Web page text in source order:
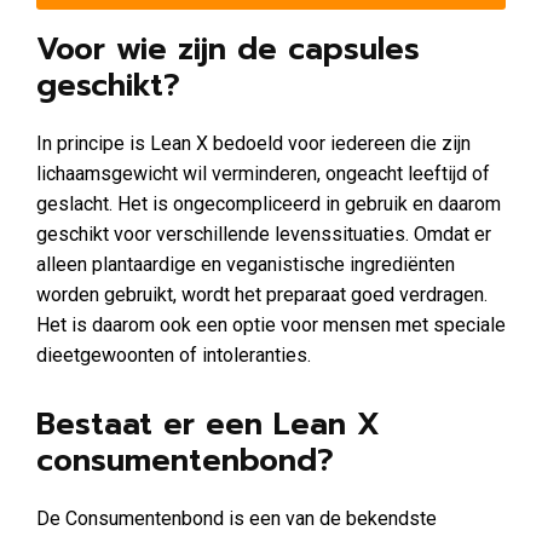
Voor wie zijn de capsules
geschikt?
In principe is Lean X bedoeld voor iedereen die zijn
lichaamsgewicht wil verminderen, ongeacht leeftijd of
geslacht. Het is ongecompliceerd in gebruik en daarom
geschikt voor verschillende levenssituaties. Omdat er
alleen plantaardige en veganistische ingrediënten
worden gebruikt, wordt het preparaat goed verdragen.
Het is daarom ook een optie voor mensen met speciale
dieetgewoonten of intoleranties.
Bestaat er een Lean X
consumentenbond?
De Consumentenbond is een van de bekendste